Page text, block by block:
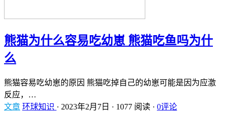
熊猫为什么容易吃幼崽 熊猫吃鱼吗为什
么
熊猫容易吃幼崽的原因 熊猫吃掉自己的幼崽可能是因为应激
反应，…
文章 环球知识 · 2023年2月7日 · 1077 阅读 · 0评论